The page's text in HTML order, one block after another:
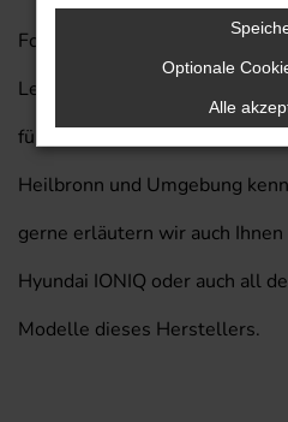
Folgt man einer Umfragen
Lesern der Zeitschrift „Auto
fünf Mal eines der besten
Heilbronn und Umgebung
gerne erläutern wir auch
Hyundai IONIQ oder auch all
Modelle dieses Herstellers.
Optionale
Alle